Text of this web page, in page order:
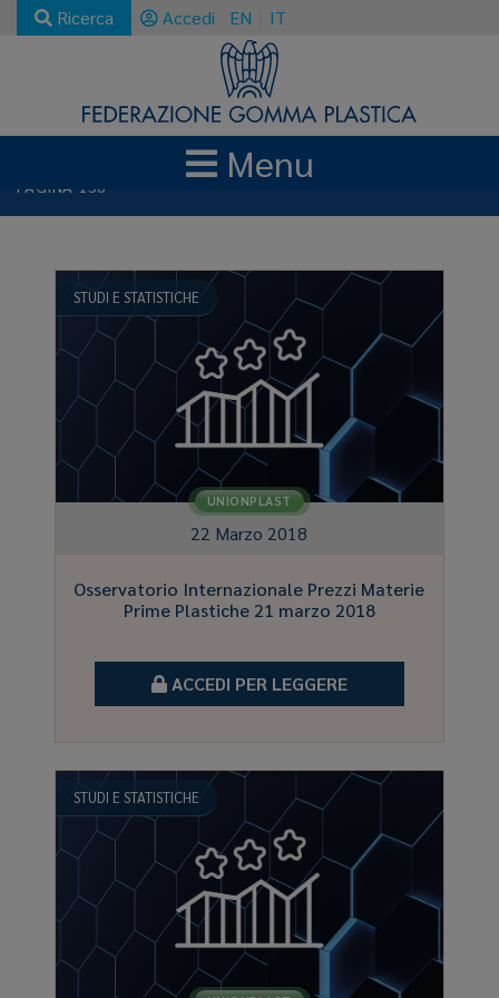
Ricerca Accedi EN IT
Menu
NEWS E AGGIORNAMENTI
STUDI E STATISTICHE
PAGINA 158
STUDI E STATISTICHE
UNIONPLAST
22 Marzo 2018
Osservatorio Internazionale Prezzi Materie
Prime Plastiche 21 marzo 2018
ACCEDI PER LEGGERE
STUDI E STATISTICHE